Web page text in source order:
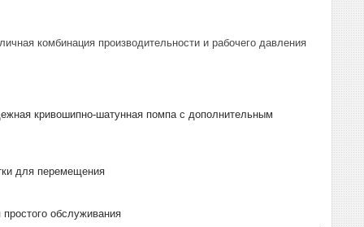
комбинация производительности и рабочего давления
кривошипно-шатунная помпа с дополнительным
для перемещения
обслуживания